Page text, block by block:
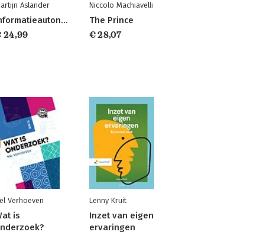
Aslander
Informatieautonomie
24,99
Niccolo Machiavelli
The Prince
€ 28,07
Verhoeven
is
Lenny Kruit
Inzet van eigen
ervaringen